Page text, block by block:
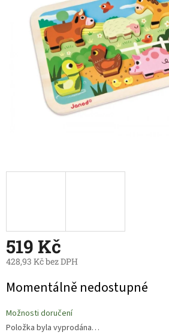
hvězdiček.
519 Kč
428,93 Kč bez DPH
cena:
Momentálně nedostupné
Možnosti doručení
Položka byla vyprodána…